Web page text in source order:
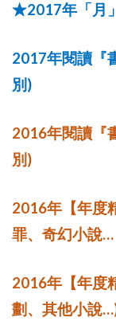
★2017年「月
2017年閱讀『
別 )
2016年閱讀『
別 )
2016年【年度
罪、奇幻小說…
2016年【年度
劃、其他小說